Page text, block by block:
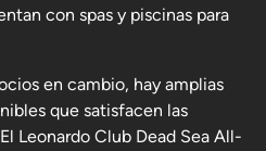
con spas y piscinas para
en cambio, hay amplias
que satisfacen las
Leonardo Club Dead Sea All-